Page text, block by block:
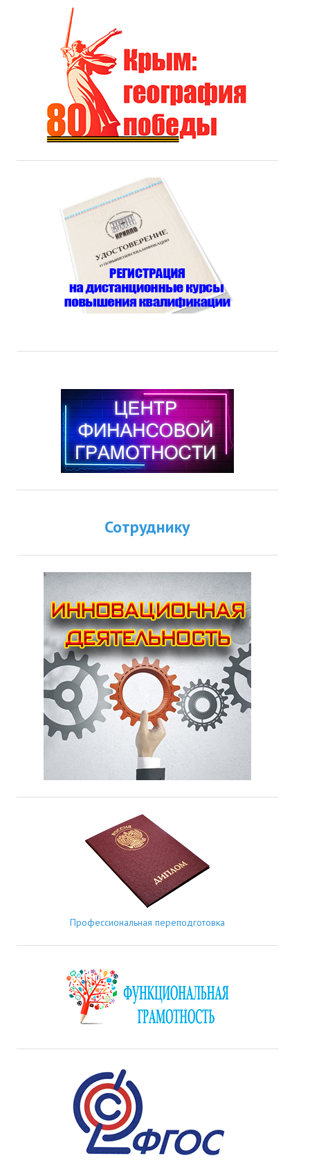
Сотруднику
Профессиональная переподготовка